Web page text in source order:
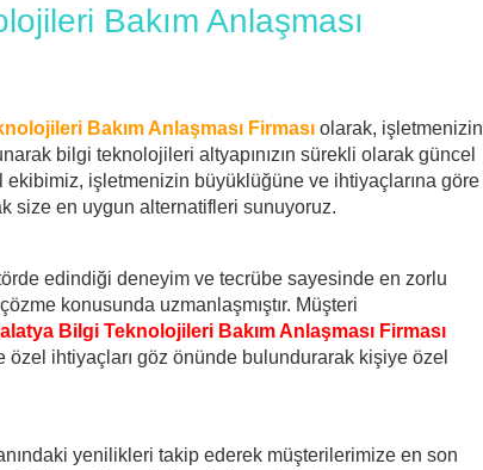
Bakım Anlaşması
Bakım Anlaşması Firması olarak, işletmenizin
bilgi teknolojileri altyapınızın sürekli olarak güncel
ekibimiz, işletmenizin büyüklüğüne ve ihtiyaçlarına göre
size en uygun alternatifleri sunuyoruz.
edindiği deneyim ve tecrübe sayesinde en zorlu
konusunda uzmanlaşmıştır. Müşteri
Bilgi Teknolojileri Bakım Anlaşması Firması
ihtiyaçları göz önünde bulundurarak kişiye özel
yenilikleri takip ederek müşterilerimize en son